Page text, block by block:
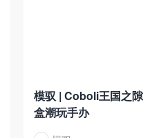
模驭 | Coboli王国之
盒潮玩手办